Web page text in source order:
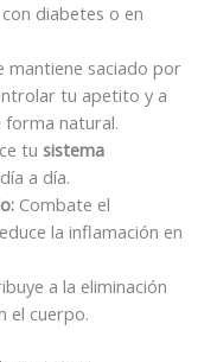
diabetes o en
mantiene saciado por
tu apetito y a
forma natural.
tusistema
a día.
Combate el
la inflamación en
a la eliminación
el cuerpo.